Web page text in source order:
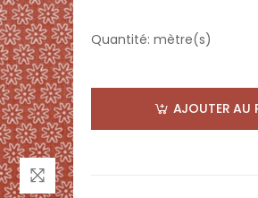
Quantité: mètre(s)
AJOUTER AU